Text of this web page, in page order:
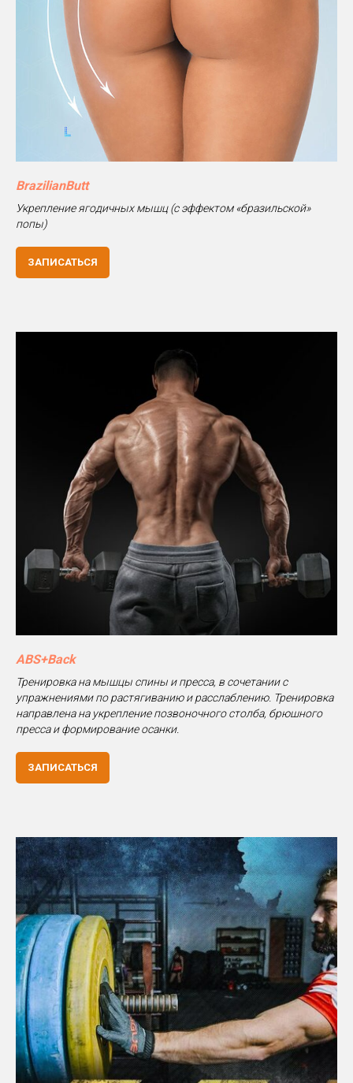
BrazilianButt
Укрепление ягодичных мышц (с эффектом «бразильской»
попы)
ЗАПИСАТЬСЯ
ABS+Back
Тренировка на мышцы спины и пресса, в сочетании с
упражнениями по растягиванию и расслаблению. Тренировка
направлена на укрепление позвоночного столба, брюшного
пресса и формирование осанки.
ЗАПИСАТЬСЯ